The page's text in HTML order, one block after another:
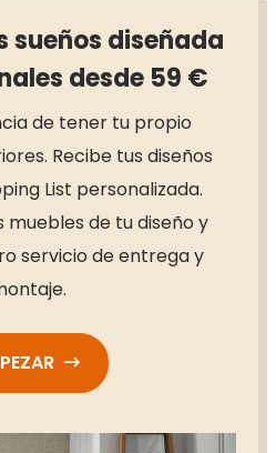
sueños diseñada
desde 59 €
de tener tu propio
Recibe tus diseños
List personalizada.
de tu diseño y
servicio de entrega y